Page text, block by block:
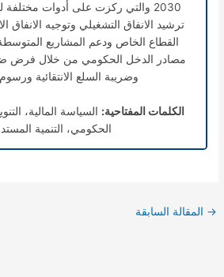
2030 والتي ركزت على أدوات مختلفة
ترشيد الانفاق التشغيلي وتوجيه الانفاق
القطاع الخاص ودعم المشاريع
مصادر الدخل الحكومي من خلال فرض
وضريبة السلع الانتقائية
الكلمات المفتاحية: السياسة المالية،
الحكومي، التنمية
→ المقالة السابقة